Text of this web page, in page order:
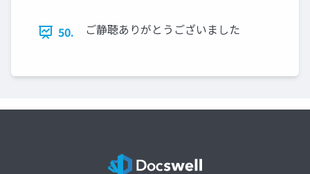
50. ご静聴ありがとうございました